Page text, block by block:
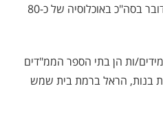
מוסדות החינוך הממ"ד בעיר ומדובר בסה"כ באוכלוסיה של כ-80
ות הן בתי הספר הממ"דים
בנות, הראל ברמת בית שמש